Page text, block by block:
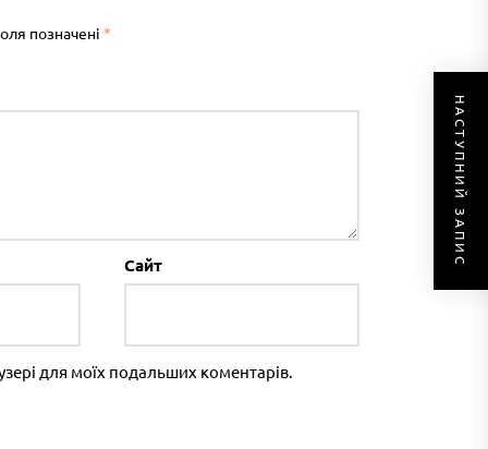
позначені *
Сайт
для моїх подальших коментарів.
НАСТУПНИЙ ЗАПИС